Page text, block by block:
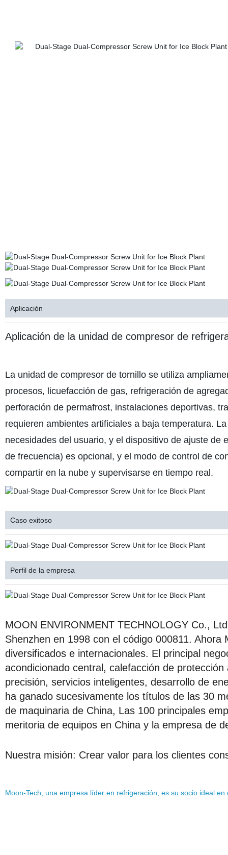
Aplicación
Aplicación de la unidad de compresor de
La unidad de compresor de tornillo se utiliza
procesos, licuefacción de gas, refrigeración de
perforación de permafrost, instalaciones deportivas,
requieren ambientes artificiales a baja temperatura.
necesidades del usuario, y el dispositivo de ajuste
de frecuencia) es opcional, y el modo de control de
compartir en la nube y supervisarse en tiempo real.
Caso exitoso
Perfil de la empresa
MOON ENVIRONMENT TECHNOLOGY Co.,
Shenzhen en 1998 con el código 000811. Ahora
diversificados e internacionales. El principal
acondicionado central, calefacción de
precisión, servicios inteligentes, desarrollo de
ha ganado sucesivamente los títulos de las 30
de maquinaria de China, Las 100 principales
meritoria de equipos en China y la empresa de
Nuestra misión: Crear valor para los clientes
Moon-Tech, una empresa líder en refrigeración, es su socio ideal